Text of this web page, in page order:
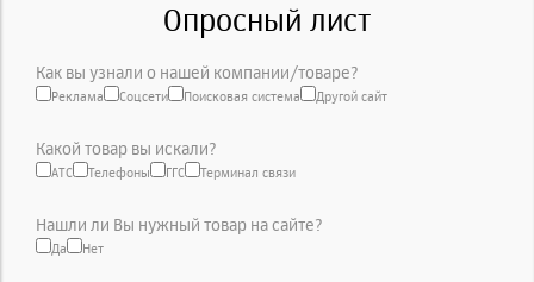
Опросный лист
Как вы узнали о нашей компании/товаре?
Реклама Соцсети Поисковая система Другой сайт
Какой товар вы искали?
АТС Телефоны ГГС Терминал связи
Нашли ли Вы нужный товар на сайте?
Да Нет